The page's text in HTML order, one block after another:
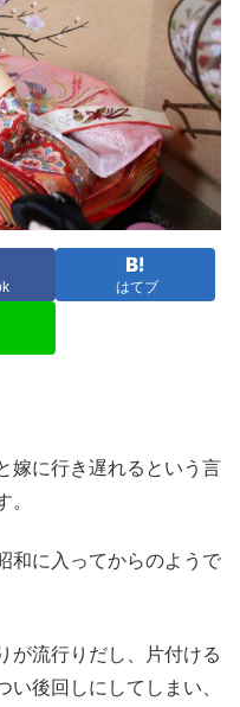
はてブ
嫁に行き遅れるという言
。
和に入ってからのようで
が流行りだし、片付ける
後回しにしてしまい、